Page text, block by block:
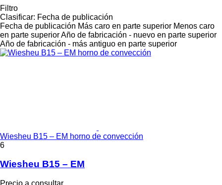
Filtro
Clasificar: Fecha de publicación
Fecha de publicación Más caro en parte superior Menos caro
en parte superiorAño de fabricación - nuevo en parte superior
Año de fabricación - más antiguo en parte superior
Wiesheu B15 – EM horno de convección
6
Wiesheu B15 – EM